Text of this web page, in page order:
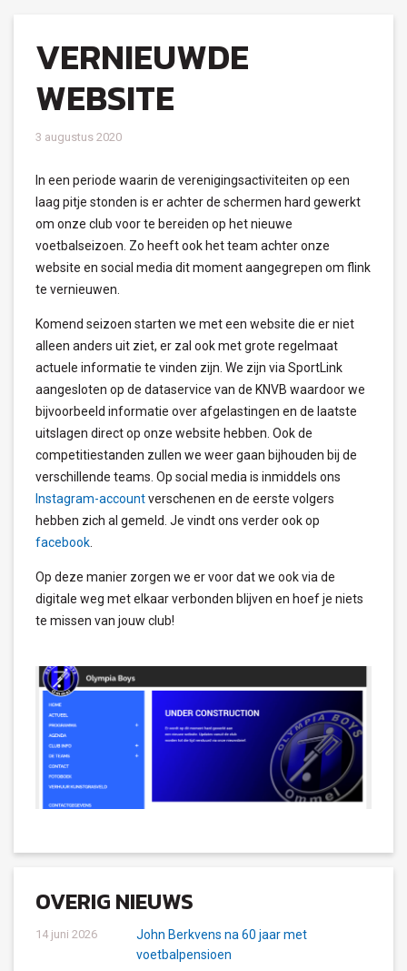
VERNIEUWDE
WEBSITE
3 augustus 2020
In een periode waarin de verenigingsactiviteiten op een
laag pitje stonden is er achter de schermen hard gewerkt
om onze club voor te bereiden op het nieuwe
voetbalseizoen. Zo heeft ook het team achter onze
website en social media dit moment aangegrepen om flink
te vernieuwen.
Komend seizoen starten we met een website die er niet
alleen anders uit ziet, er zal ook met grote regelmaat
actuele informatie te vinden zijn. We zijn via SportLink
aangesloten op de dataservice van de KNVB waardoor we
bijvoorbeeld informatie over afgelastingen en de laatste
uitslagen direct op onze website hebben. Ook de
competitiestanden zullen we weer gaan bijhouden bij de
verschillende teams. Op social media is inmiddels ons
Instagram-accountverschenen en de eerste volgers
hebben zich al gemeld. Je vindt ons verder ook op
facebook
Op deze manier zorgen we er voor dat we ook via de
digitale weg met elkaar verbonden blijven en hoef je niets
te missen van jouw club!
OVERIG NIEUWS
14 juni 2026
John Berkvens na 60 jaar met
voetbalpensioen